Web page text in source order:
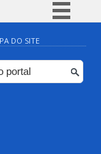
BR
DO SITE